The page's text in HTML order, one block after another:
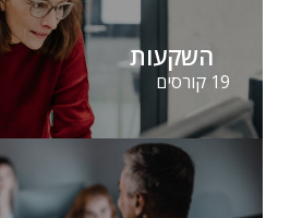
37046
השקעות
19 קורסים